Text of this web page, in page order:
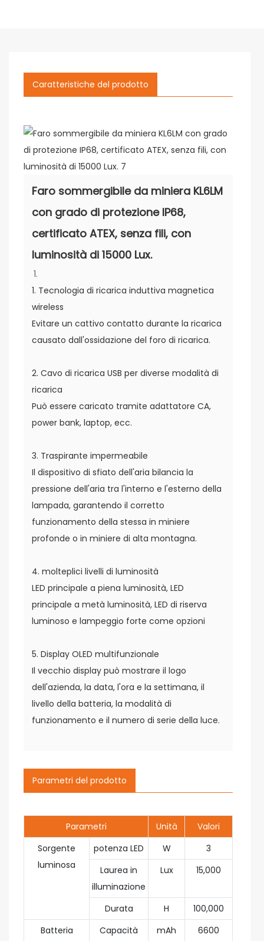
Caratteristiche del prodotto
Faro sommergibile da miniera KL6LM
con grado di protezione IP68,
certificato ATEX, senza fili, con
luminosità di 15000 Lux.
1. Tecnologia di ricarica induttiva magnetica
wireless
Evitare un cattivo contatto durante la ricarica
causato dall'ossidazione del foro di ricarica.
2. Cavo di ricarica USB per diverse modalità di
ricarica
Può essere caricato tramite adattatore CA,
power bank, laptop, ecc.
3. Traspirante impermeabile
Il dispositivo di sfiato dell'aria bilancia la
pressione dell'aria tra l'interno e l'esterno della
lampada, garantendo il corretto
funzionamento della stessa in miniere
profonde o in miniere di alta montagna.
4. molteplici livelli di luminosità
LED principale a piena luminosità, LED
principale a metà luminosità, LED di riserva
luminoso e lampeggio forte come opzioni
5. Display OLED multifunzionale
Il vecchio display può mostrare il logo
dell'azienda, la data, l'ora e la settimana, il
livello della batteria, la modalità di
funzionamento e il numero di serie della luce.
Parametri del prodotto
Parametri Unità
Valori
Sorgente
luminosa
potenza LED W
3
Laurea in
illuminazione
Lux 15,000
Durata H
100,000
Batteria
Capacità mAh 6600